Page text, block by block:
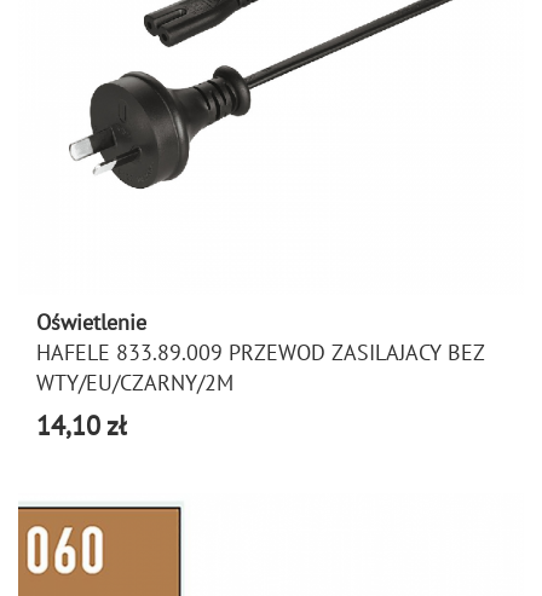
Oświetlenie
HAFELE 833.89.009 PRZEWOD ZASILAJACY BEZ
WTY/EU/CZARNY/2M
14,10 zł